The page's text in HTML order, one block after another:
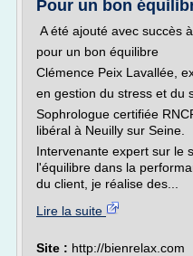
Pour un bon
A été ajouté avec succès
pour un bon équilibre
Clémence Peix Lavallée,
en gestion du stress et du
Sophrologue certifiée
libéral à Neuilly sur Seine.
Intervenante expert sur le
l'équilibre dans la
du client, je réalise des...
Lire la suite
Site : http://bienrelax.com